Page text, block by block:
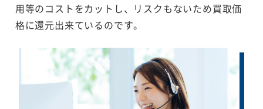
用等のコストをカットし、リスクもないため買取価
格に還元出来ているのです。